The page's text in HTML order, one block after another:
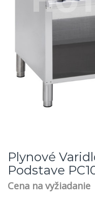
Plynové
Podstave
Cena na vyžiadanie